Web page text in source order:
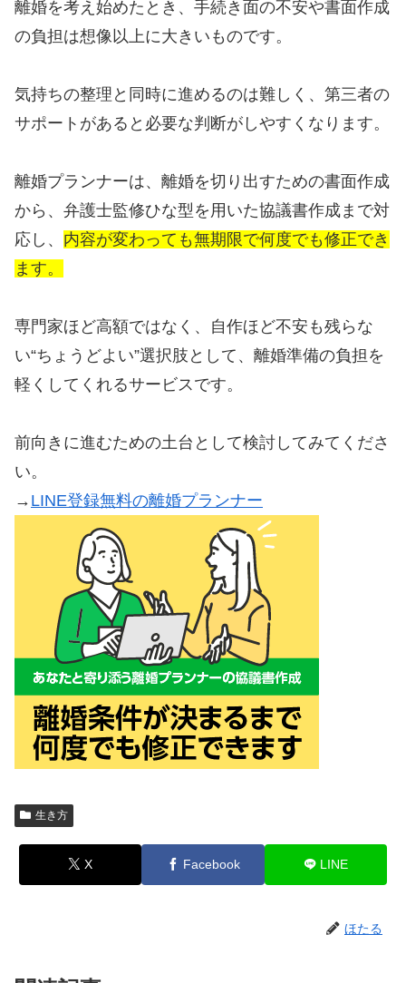
離婚を考え始めたとき、手続き面の不安や書面作成
の負担は想像以上に大きいものです。
気持ちの整理と同時に進めるのは難しく、第三者の
サポートがあると必要な判断がしやすくなります。
離婚プランナーは、離婚を切り出すための書面作成
から、弁護士監修ひな型を用いた協議書作成まで対
応し、 内容が変わっても無期限で何度でも修正でき
ます。
専門家ほど高額ではなく、自作ほど不安も残らな
い“ちょうどよい”選択肢として、離婚準備の負担を
軽くしてくれるサービスです。
前向きに進むための土台として検討してみてくださ
い。
→ LINE登録無料の離婚プランナー
生き方
X Facebook LINE
ほたる